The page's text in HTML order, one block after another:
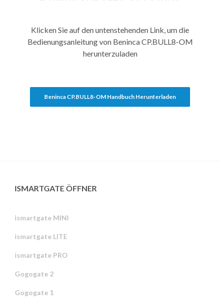
Klicken Sie auf den untenstehenden Link, um die
Bedienungsanleitung von Beninca CP.BULL8-OM
herunterzuladen
Beninca CP.BULL8-OM Handbuch Herunterladen
ISMARTGATE ÖFFNER
ismartgate MINI
ismartgate LITE
ismartgate PRO
Gogogate 2
Gogogate 1